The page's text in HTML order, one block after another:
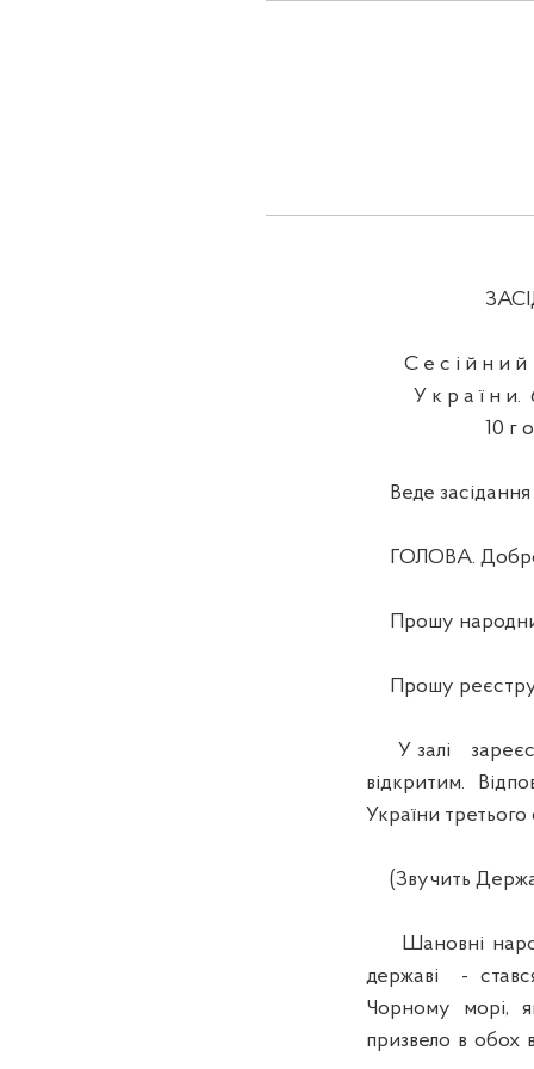
С е с і й н и й
У к р а ї н и. 6
10 г о д
Веде
ГОЛОВА.
Прошу народних
Прошу
У залі
відкритим.
України
(Звучить
Шановні
державі -
Чорному морі,
призвело в